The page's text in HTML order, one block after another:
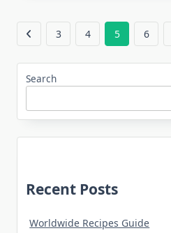
3 4 5 6
Search
Recent Posts
Worldwide Recipes Guide